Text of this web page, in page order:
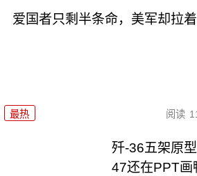
爱国者只剩半条命，美军却拉
最热 阅读
歼-36五架原
47还在PPT画